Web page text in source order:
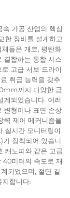
가공 산업의 핵심
한 장비를 설계하고
들은 개코, 평탄화
결합하는 통합 시스
고급 서보 드라이
취급 능력을 갖추
까지 다양한 금
계되었습니다. 이러
변형이나 표면 손상
력 제어 메커니즘을
실시간 모니터링이
장착되어 있습니
캐노피와 같은 고급
40미터의 속도로 재
되었으며, 절단 길
합니다.